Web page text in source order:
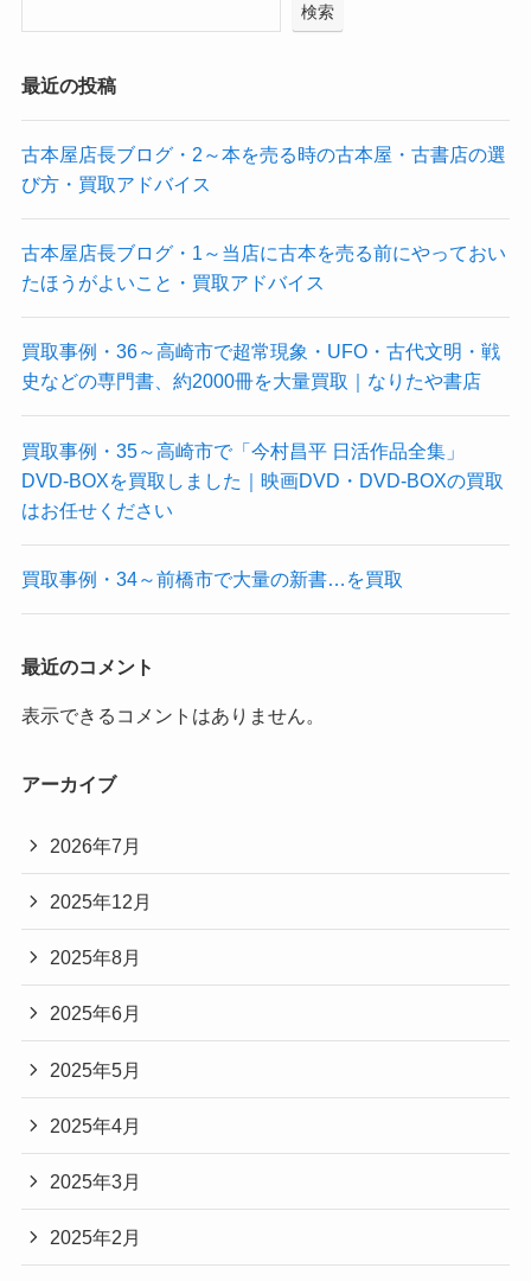
検索
最近の投稿
古本屋店長ブログ・2～本を売る時の古本屋・古書店の選
び方・買取アドバイス
古本屋店長ブログ・1～当店に古本を売る前にやっておい
たほうがよいこと・買取アドバイス
買取事例・36～高崎市で超常現象・UFO・古代文明・戦
史などの専門書、約2000冊を大量買取｜なりたや書店
買取事例・35～高崎市で「今村昌平 日活作品全集」
DVD-BOXを買取しました｜映画DVD・DVD-BOXの買取
はお任せください
買取事例・34～前橋市で大量の新書…を買取
最近のコメント
表示できるコメントはありません。
アーカイブ
2026年7月
2025年12月
2025年8月
2025年6月
2025年5月
2025年4月
2025年3月
2025年2月